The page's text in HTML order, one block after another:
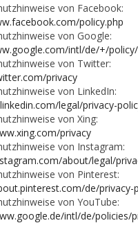
von Facebook:
policy.php
von Google:
intl/de/+/
von Twitter:
privacy
von LinkedIn:
legal/privacy-
von Xing:
privacy
von Instagram:
about/legal/
von Pinterest:
de/privacy-
von YouTube:
intl/de/policies/